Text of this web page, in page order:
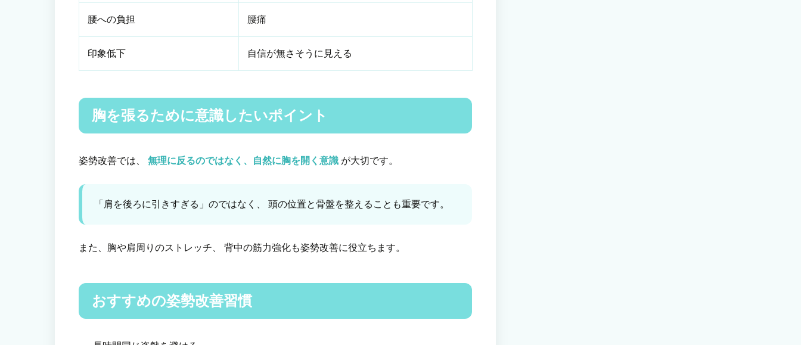
腰への負担 腰痛
印象低下 自信が無さそうに見える
胸を張るために意識したいポイント
姿勢改善では、 無理に反るのではなく、自然に胸を開く意識 が大切です。
「肩を後ろに引きすぎる」のではなく、 頭の位置と骨盤を整えることも重要です。
また、胸や肩周りのストレッチ、 背中の筋力強化も姿勢改善に役立ちます。
おすすめの姿勢改善習慣